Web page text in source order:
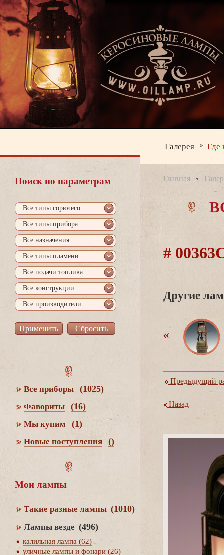
Галерея Где
Поиск по параметрам
се типы горючего
се типы прибора
се назначения
се типы пламени
се подачи топлива
се конструкции
се производители
се приборы (1025)
Фавориты (16)
Мы купим (1)
Новые поступления ()
Мои лампы
Такие разные лампы (1010)
Лампы везде (496)
калильная лампа (62)
уличные лампы и фонари (26)
Главная
#
Другие
Предыдущий
Назад